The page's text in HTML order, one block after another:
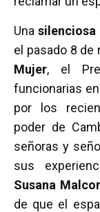
k
Una silenciosa
el pasado 8 de
Mujer, el
funcionarias
por los
poder de
señoras y
sus
Susana
de que el